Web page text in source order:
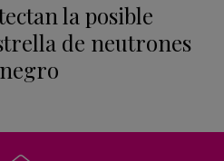
la posible
de neutrones